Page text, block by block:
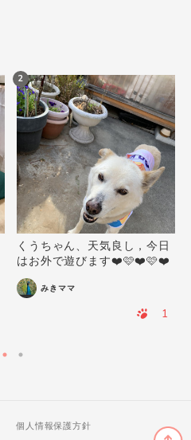
2
くうちゃん、天気良し，今日
はお外で遊びます❤️🩷❤️🩷❤️
みきママ
1
個人情報保護方針